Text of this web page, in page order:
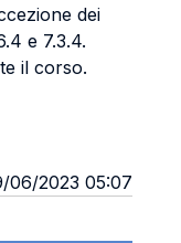
dei
e 7.3.4.
il corso.
06/2023 05:07